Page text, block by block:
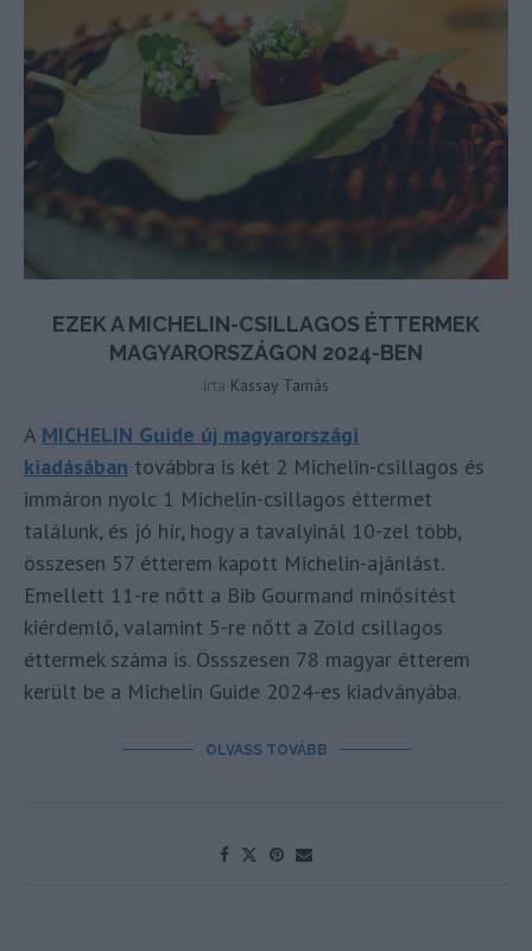
EZEK A MICHELIN-CSILLAGOS ÉTTERMEK
MAGYARORSZÁGON 2024-BEN
írta Kassay Tamás
A MICHELIN Guide új magyarországi
kiadásában továbbra is két 2 Michelin-csillagos és
immáron nyolc 1 Michelin-csillagos éttermet
találunk, és jó hír, hogy a tavalyinál 10-zel több,
összesen 57 étterem kapott Michelin-ajánlást.
Emellett 11-re nőtt a Bib Gourmand minősítést
kiérdemlő, valamint 5-re nőtt a Zöld csillagos
éttermek száma is. Össszesen 78 magyar étterem
került be a Michelin Guide 2024-es kiadványába.
OLVASS TOVÁBB